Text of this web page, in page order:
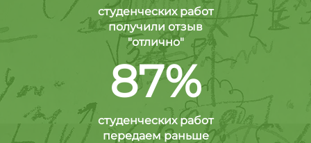
студенческих работ
получили отзыв
"отлично"
87%
студенческих работ
передаем раньше